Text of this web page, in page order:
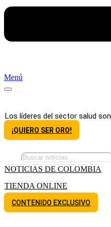
Menú
Los líderes del sector salud son
¡QUIERO SER ORO!
NOTICIAS DE COLOMBIA
TIENDA ONLINE
CONTENIDO EXCLUSIVO